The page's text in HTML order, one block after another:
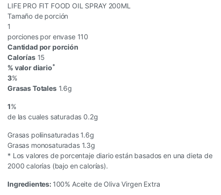
LIFE PRO FIT FOOD OIL SPRAY 200ML
Tamaño de porción
1
porciones por envase 110
Cantidad por porción
Calorías15
% valor diario*
3%
Grasas Totales1.6g
1%
de las cuales saturadas 0.2g
Grasas poliinsaturadas 1.6g
Grasas monosaturadas 1.3g
* Los valores de porcentaje diario están basados en una dieta de
2000 calorías (bajo en calorías).
Ingredientes: 100% Aceite de Oliva Virgen Extra